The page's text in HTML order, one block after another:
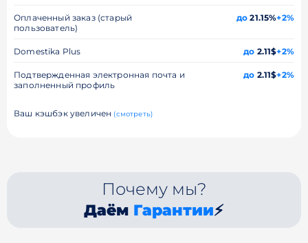
Оплаченный заказ (старый
пользователь)
до 21.15%+2%
Domestika Plus до 2.11$+2%
Подтвержденная электронная почта и
заполненный профиль
до 2.11$+2%
Ваш кэшбэк увеличен (смотреть)
Почему мы?
Даём Гарантии⚡